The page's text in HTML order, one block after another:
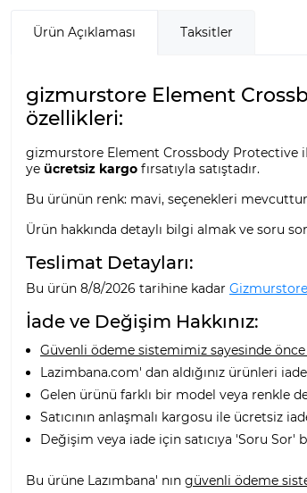
Ürün Açıklaması Taksitler
gizmurstore Element
özellikleri:
gizmurstore Element Crossbody Protective
ye ücretsiz kargo fırsatıyla satıştadır.
Bu ürünün renk: mavi, seçenekleri
Ürün hakkında detaylı bilgi almak ve soru
Teslimat Detayları:
Bu ürün 8/8/2026 tarihine kadar Gizmurstore
İade ve Değişim Hakkınız:
Güvenli ödeme sistemimiz sayesinde
Lazimbana.com' dan aldığınız ürünleri
Gelen ürünü farklı bir model veya renkle
Satıcının anlaşmalı kargosu ile ücretsiz
Değişim veya iade için satıcıya 'Soru Sor'
Bu ürüne Lazımbana' nın güvenli ödeme